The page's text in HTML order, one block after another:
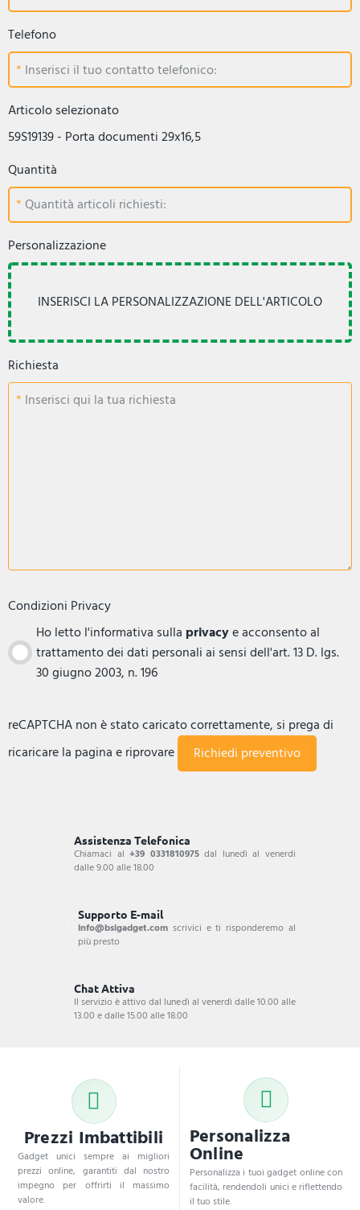
Telefono
Inserisci il tuo contatto telefonico:
Articolo selezionato
59S19139 - Porta documenti 29x16,5
Quantità
Quantità articoli richiesti:
Personalizzazione
Richiesta
Inserisci qui la tua richiesta
Condizioni Privacy
Ho letto l'informativa sulla privacye acconsento al
trattamento dei dati personali ai sensi dell'art. 13 D. lgs.
30 giugno 2003, n. 196
reCAPTCHA non è stato caricato correttamente, si prega di
ricaricare la pagina e riprovare
Assistenza Telefonica
Chiamaci al+39 0331810975dal lunedì al venerdi
dalle 9.00 alle 18.00
Supporto E-mail
info@bsigadget.com scrivici e ti risponderemo al
più presto
Chat Attiva
Il servizio è attivo dal lunedì al venerdì dalle 10.00 alle
13.00 e dalle 15.00 alle 18.00
Prezzi Imbattibili
Gadget unici sempre ai migliori
prezzi online, garantiti dal nostro
impegno per offrirti il massimo
valore.
Personalizza
Online
Personalizza i tuoi gadget online con
facilità, rendendoli unici e riflettendo
il tuo stile.